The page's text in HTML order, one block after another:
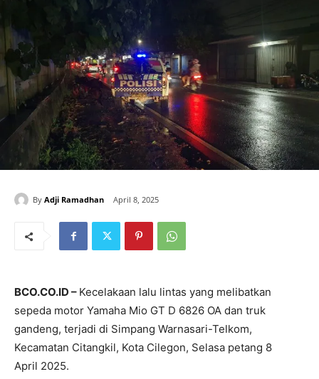
By Adji Ramadhan April 8, 2025
BCO.CO.ID – Kecelakaan lalu lintas yang melibatkan
sepeda motor Yamaha Mio GT D 6826 OA dan truk
gandeng, terjadi di Simpang Warnasari-Telkom,
Kecamatan Citangkil, Kota Cilegon, Selasa petang 8
April 2025.